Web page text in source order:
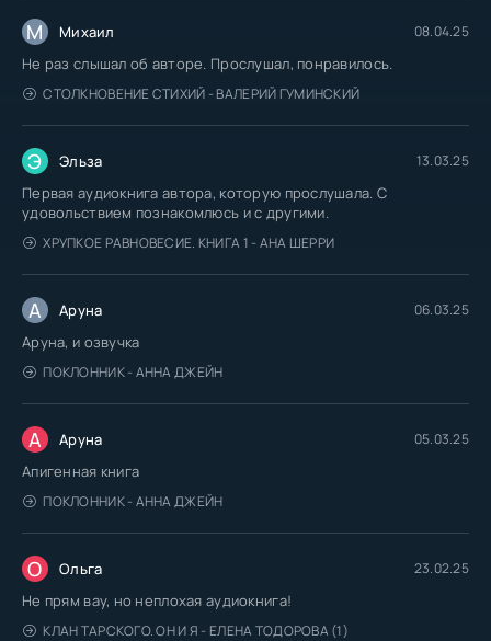
М Михаил 08.04.25
Не раз слышал об авторе. Прослушал, понравилось.
СТОЛКНОВЕНИЕ СТИХИЙ - ВАЛЕРИЙ ГУМИНСКИЙ
Э Эльза 13.03.25
Первая аудиокнига автора, которую прослушала. С
удовольствием познакомлюсь и с другими.
ХРУПКОЕ РАВНОВЕСИЕ. КНИГА 1 - АНА ШЕРРИ
А Аруна 06.03.25
Аруна, и озвучка
ПОКЛОННИК - АННА ДЖЕЙН
А Аруна 05.03.25
Апигенная книга
ПОКЛОННИК - АННА ДЖЕЙН
О Ольга 23.02.25
Не прям вау, но неплохая аудиокнига!
КЛАН ТАРСКОГО. ОН И Я - ЕЛЕНА ТОДОРОВА (1)